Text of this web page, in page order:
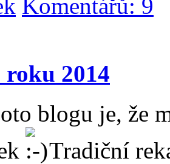
Komentářů: 9
2014
blogu je, že
Tradiční